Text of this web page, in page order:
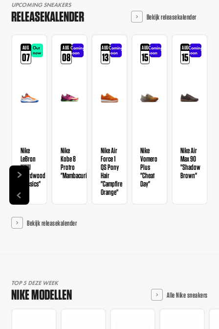
UPCOMING SNEAKERS
RELEASEKALENDER Bekijk releasekalender
AUG
07
Out
now
Nike
LeBron
XXIII
"Hardwood
Classics"
AUG
08
Coming
soon
Nike
Kobe 8
Protro
"Mambacurial"
AUG
13
Coming
soon
Nike Air
Force 1
QS Pony
Hair
"Campfire
Orange"
AUG
15
Coming
soon
Nike
Vomero
Plus
"Cheat
Day"
AUG
15
Coming
soon
Nike Air
Max 90
"Shadow
Brown"
Bekijk releasekalender
TOP 5 DEZE WEEK
NIKE MODELLEN Alle Nike sneakers